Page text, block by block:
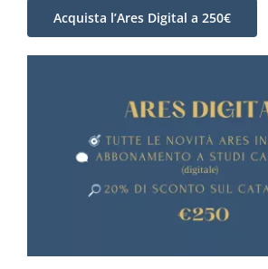
Acquista l’Ares Digital a 250€